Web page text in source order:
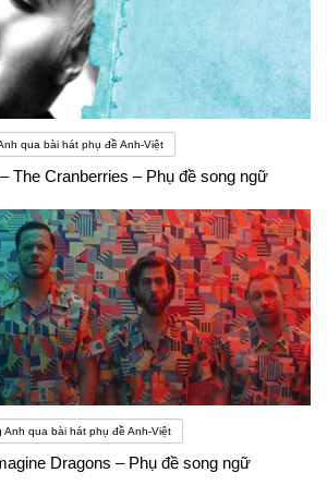
qua bài hát phụ đề Anh-Việt
The Cranberries – Phụ đề song ngữ
Anh qua bài hát phụ đề Anh-Việt
Dragons – Phụ đề song ngữ